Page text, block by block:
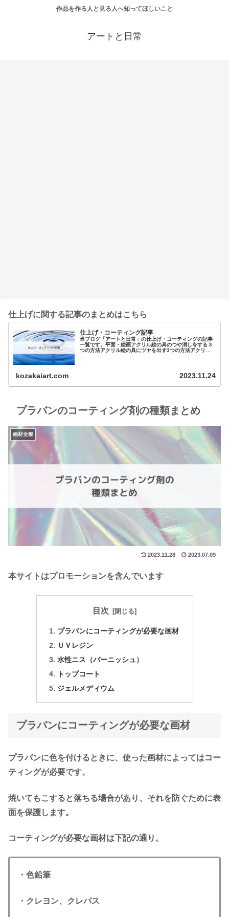
作品を作る人と見る人へ知ってほしいこと
アートと日常
仕上げに関する記事のまとめはこちら
仕上げ・コーティング記事
当ブログ「アートと日常」の仕上げ・コーティングの記事
一覧です。平面・絵画アクリル絵の具のつや消しをする３
つの方法アクリル絵の具にツヤを出す3つの方法アクリル
kozakaiart.com 2023.11.24
プラバンのコーティング剤の種類まとめ
画材全般
2023.11.28 2023.07.09
本サイトはプロモーションを含んでいます
目次
プラバンにコーティングが必要な画材
ＵＶレジン
水性ニス（バーニッシュ）
トップコート
ジェルメディウム
プラバンにコーティングが必要な画材
プラバンに色を付けるときに、使った画材によってはコー
ティングが必要です。
焼いてもこすると落ちる場合があり、それを防ぐために表
面を保護します。
コーティングが必要な画材は下記の通り。
・色鉛筆
・クレヨン、クレパス